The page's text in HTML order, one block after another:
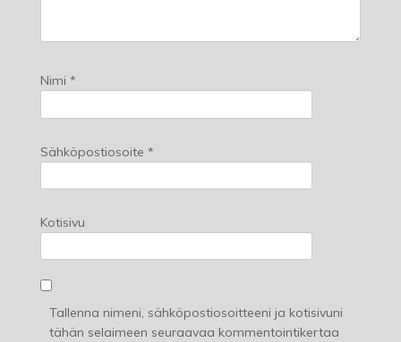
Nimi *
Sähköpostiosoite *
Kotisivu
Tallenna nimeni, sähköpostiosoitteeni ja kotisivuni
tähän selaimeen seuraavaa kommentointikertaa